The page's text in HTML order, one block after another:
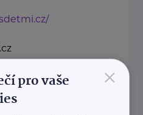
z.s. ×
pro vaše